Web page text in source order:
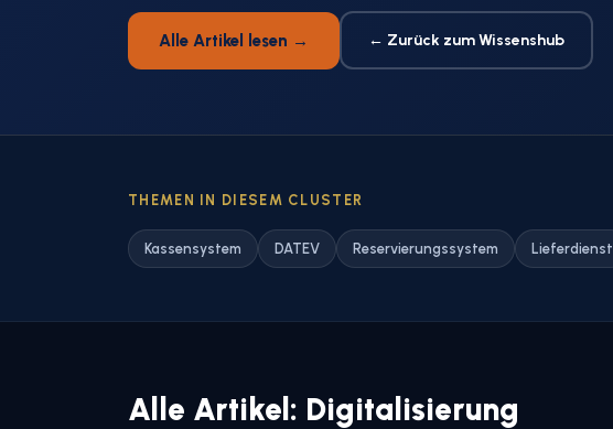
Alle Artikel lesen → ← Zurück zum Wissenshub
THEMEN IN DIESEM CLUSTER
Kassensystem DATEV Reservierungssystem Lieferdienst
Alle Artikel: Digitalisierung